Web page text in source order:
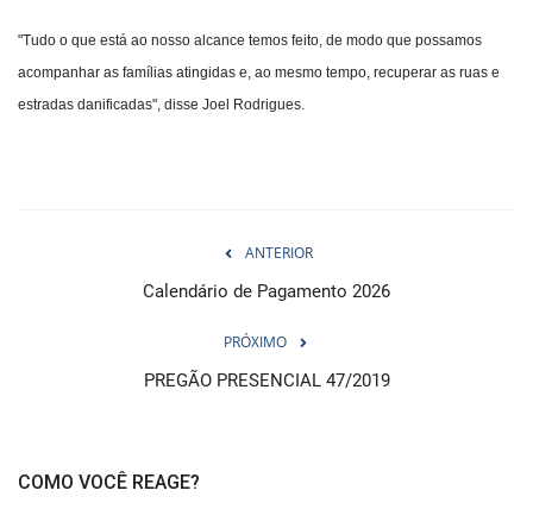
"Tudo o que está ao nosso alcance temos feito, de modo que possamos
acompanhar as famílias atingidas e, ao mesmo tempo, recuperar as ruas e
estradas danificadas", disse Joel Rodrigues.
ANTERIOR
Calendário de Pagamento 2026
PRÓXIMO
PREGÃO PRESENCIAL 47/2019
COMO VOCÊ REAGE?